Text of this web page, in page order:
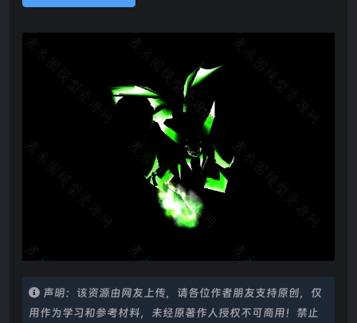
声明：该资源由网友上传，请各位作者朋友支持原创，仅
用作为学习和参考材料，未经原著作人授权不可商用！禁止